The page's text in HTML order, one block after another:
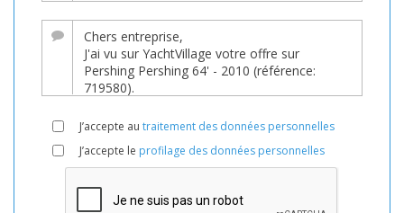
J’accepte au traitement des données personnelles
J’accepte le profilage des données personnelles